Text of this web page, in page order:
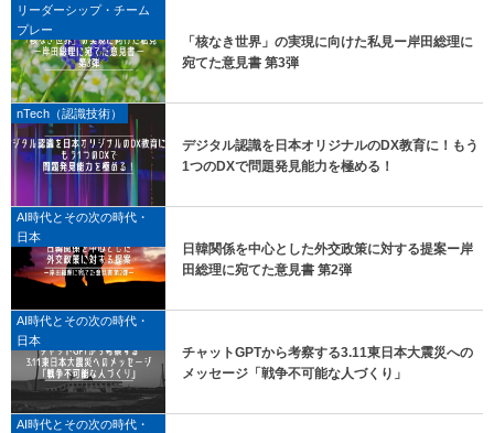
リーダーシップ・チーム
プレー
「核なき世界」の実現に向けた私見ー岸田総理に
宛てた意見書 第3弾
nTech（認識技術）
デジタル認識を日本オリジナルのDX教育に！もう
1つのDXで問題発見能力を極める！
AI時代とその次の時代・
日本
日韓関係を中心とした外交政策に対する提案ー岸
田総理に宛てた意見書 第2弾
AI時代とその次の時代・
日本
チャットGPTから考察する3.11東日本大震災への
メッセージ「戦争不可能な人づくり」
AI時代とその次の時代・